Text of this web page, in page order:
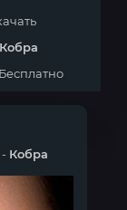
Кобра
- Кобра